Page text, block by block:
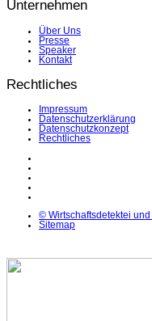
Unternehmen
Über Uns
Presse
Speaker
Kontakt
Rechtliches
Impressum
Datenschutzerklärung
Datenschutzkonzept
Rechtliches
© Wirtschaftsdetektei
Sitemap